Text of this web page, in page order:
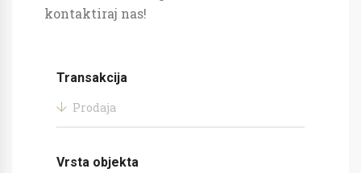
kontaktiraj nas!
Transakcija
Prodaja
Vrsta objekta